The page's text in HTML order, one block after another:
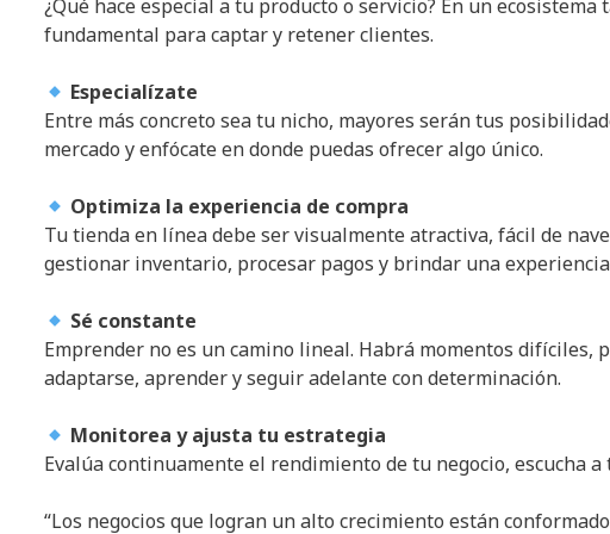
¿Qué hace especial a tu producto o servicio? En un
fundamental para captar y retener clientes.
Especialízate
Entre más concreto sea tu nicho, mayores serán tus
mercado y enfócate en donde puedas ofrecer algo único.
Optimiza la experiencia de compra
Tu tienda en línea debe ser visualmente atractiva, fácil de
gestionar inventario, procesar pagos y brindar una
Sé constante
Emprender no es un camino lineal. Habrá momentos difíciles,
adaptarse, aprender y seguir adelante con determinación.
Monitorea y ajusta tu estrategia
Evalúa continuamente el rendimiento de tu negocio, escucha
“Los negocios que logran un alto crecimiento están